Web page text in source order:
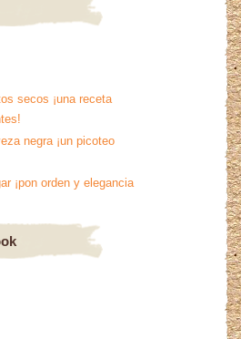
secos ¡una receta
negra ¡un picoteo
¡pon orden y elegancia